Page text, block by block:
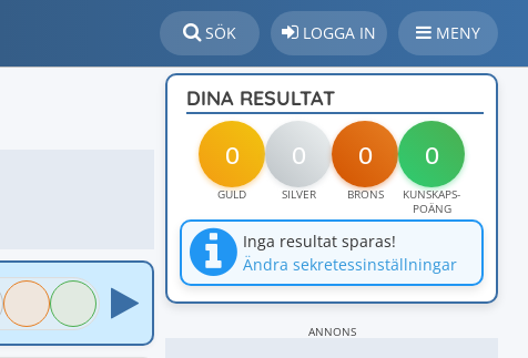
SÖK LOGGA IN MENY
DINA RESULTAT
0 0 0 0
GULD SILVER BRONS
KUNSKAPS-
POÄNG
Inga resultat sparas!
Ändra sekretessinställningar
ANNONS